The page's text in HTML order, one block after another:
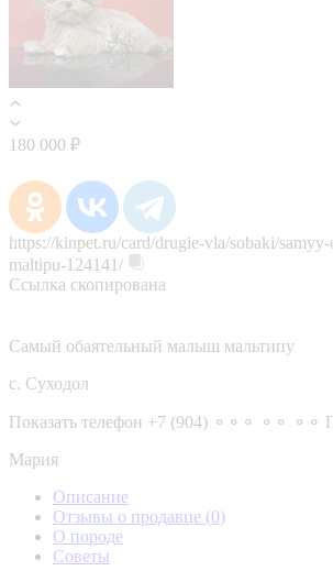
180 000 ₽
https://kinpet.ru/card/drugie-vla/sobaki/
maltipu-124141/
Ссылка скопирована
Самый обаятельный малыш мальтипу
с. Суходол
Показать телефон +7 (904) ⚬⚬⚬ ⚬⚬ ⚬⚬
Мария
Описание
Отзывы о продавце (0)
О породе
Советы